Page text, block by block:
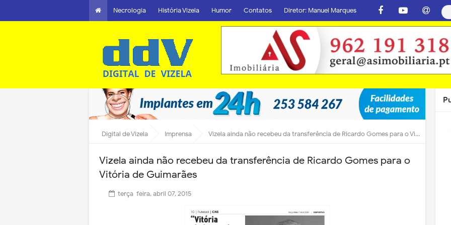
Necrologia História Vizela Humor Contatos Diretor: Manuel Marques
Digital de Vizela Imprensa Vizela ainda não recebeu da transferência de Ricardo Gomes para o Vitória de Guimarães
Vizela ainda não recebeu da transferência de Ricardo Gomes para o
Vitória de Guimarães
terça-feira, abril 07, 2015